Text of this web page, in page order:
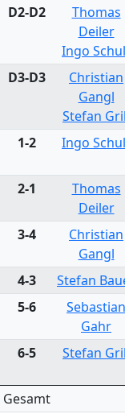
D2-D2
Thomas
Deiler
Ingo
D3-D3
Christian
Gangl
Stefan
1-2 Ingo
2-1
Thomas
Deiler
3-4
Christian
Gangl
4-3 Stefan
5-6
Sebastian
Gahr
6-5 Stefan
Gesamt